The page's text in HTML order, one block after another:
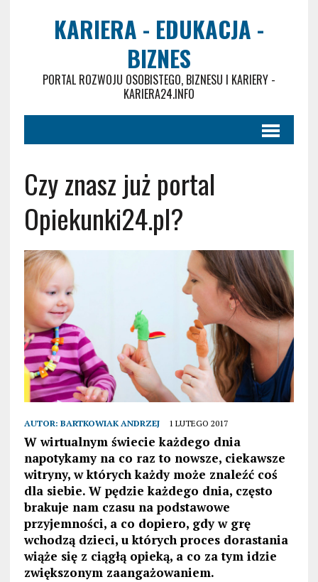
KARIERA - EDUKACJA -
BIZNES
PORTAL ROZWOJU OSOBISTEGO, BIZNESU I KARIERY -
KARIERA24.INFO
Czy znasz już portal
Opiekunki24.pl?
AUTOR: BARTKOWIAK ANDRZEJ 1 LUTEGO 2017
W wirtualnym świecie każdego dnia
napotykamy na co raz to nowsze, ciekawsze
witryny, w których każdy może znaleźć coś
dla siebie. W pędzie każdego dnia, często
brakuje nam czasu na podstawowe
przyjemności, a co dopiero, gdy w grę
wchodzą dzieci, u których proces dorastania
wiąże się z ciągłą opieką, a co za tym idzie
zwiększonym zaangażowaniem.